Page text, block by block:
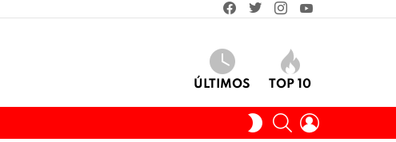
ÚLTIMOS TOP 10
SWITCH
SKIN
BUSCAR